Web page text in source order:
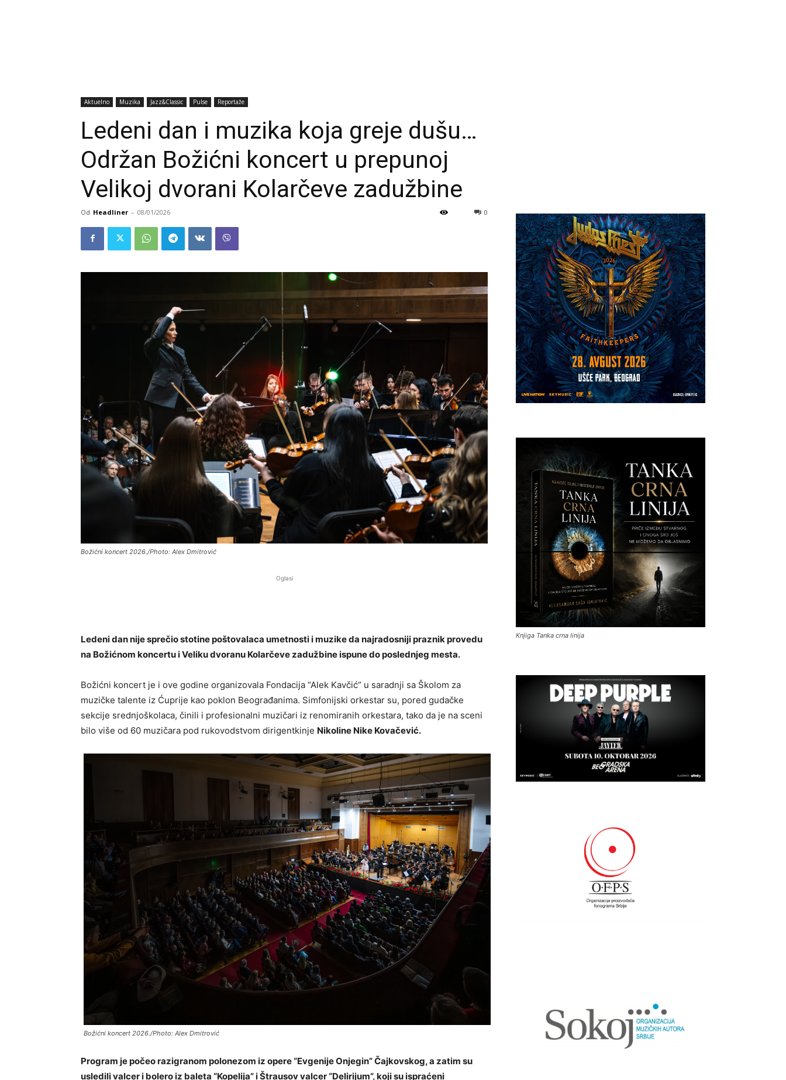
Aktuelno Muzika Jazz&Classic Pulse Reportaže
Ledeni dan i muzika koja greje dušu…
Održan Božićni koncert u prepunoj
Velikoj dvorani Kolarčeve zadužbine
Od Headliner - 08/01/2026 0
Božićni koncert 2026./Photo: Alex Dmitrović
Oglasi
Ledeni dan nije sprečio stotine poštovalaca umetnosti i muzike da najradosniji praznik provedu
na Božićnom koncertu i Veliku dvoranu Kolarčeve zadužbine ispune do poslednjeg mesta.
Božićni koncert je i ove godine organizovala Fondacija “Alek Kavčić” u saradnji sa Školom za
muzičke talente iz Ćuprije kao poklon Beograđanima. Simfonijski orkestar su, pored gudačke
sekcije srednjoškolaca, činili i profesionalni muzičari iz renomiranih orkestara, tako da je na sceni
bilo više od 60 muzičara pod rukovodstvom dirigentkinje Nikoline Nike Kovačević.
Božićni koncert 2026./Photo: Alex Dmitrović
Program je počeo razigranom polonezom iz opere “Evgenije Onjegin” Čajkovskog, a zatim su
usledili valcer i bolero iz baleta “Kopelija” i Štrausov valcer “Delirijum”, koji su ispraćeni
Knjiga Tanka crna linija